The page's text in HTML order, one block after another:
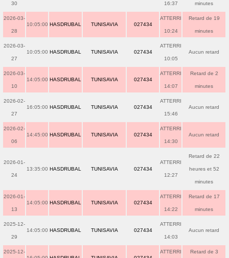
30 16:37 minutes
2026-03-
28
10:05:00 HASDRUBAL TUNISAVIA 027434
ATTERRI
10:24
Retard de 19
minutes
2026-03-
27
10:05:00 HASDRUBAL TUNISAVIA 027434
ATTERRI
10:05
Aucun retard
2026-03-
10
14:05:00 HASDRUBAL TUNISAVIA 027434
ATTERRI
14:07
Retard de 2
minutes
2026-02-
27
16:05:00 HASDRUBAL TUNISAVIA 027434
ATTERRI
15:46
Aucun retard
2026-02-
06
14:45:00 HASDRUBAL TUNISAVIA 027434
ATTERRI
14:30
Aucun retard
2026-01-
24
13:35:00 HASDRUBAL TUNISAVIA 027434
ATTERRI
12:27
Retard de 22
heures et 52
minutes
2026-01-
13
14:05:00 HASDRUBAL TUNISAVIA 027434
ATTERRI
14:22
Retard de 17
minutes
2025-12-
29
14:05:00 HASDRUBAL TUNISAVIA 027434
ATTERRI
14:03
Aucun retard
2025-12- ATTERRI Retard de 3